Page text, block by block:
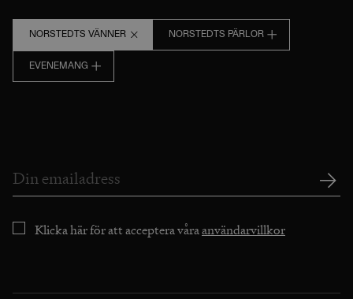
NORSTEDTS VÄNNER NORSTEDTS PÄRLOR
EVENEMANG
Klicka här för att acceptera våraanvändarvillkor